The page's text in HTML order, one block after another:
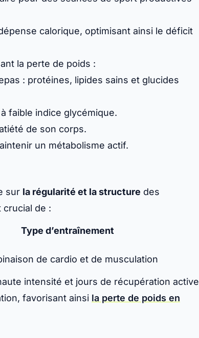
calorique, optimisant ainsi le déficit
la perte de poids :
: protéines, lipides sains et glucides
faible indice glycémique.
de son corps.
un métabolisme actif.
sur la régularité et la structure des
crucial de :
Type d’entraînement
de cardio et de musculation
intensité et jours de récupération active
favorisant ainsi la perte de poids en